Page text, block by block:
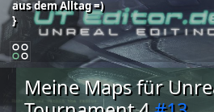
aus dem Alltag =)
}
Meine Maps für